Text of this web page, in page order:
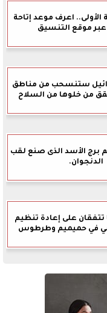
الأولى.. اعرف موعد إتاحة
عبر موقع التنسيق
ستنسحب من مناطق
من خلوها من السلاح
برج الأسد الذى صنع لقب
الدنجوان.
على إعادة تنظيم
في حميميم وطرطوس